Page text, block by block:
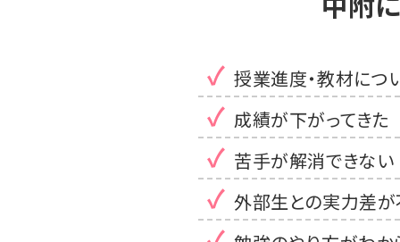
授業進度・教材につ
成績が下がってきた
苦手が解消できない
外部生との実力差